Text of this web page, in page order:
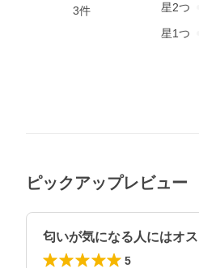
3件
星2つ
星1つ
ピックアップレビュー
匂いが気になる人にはオ
5